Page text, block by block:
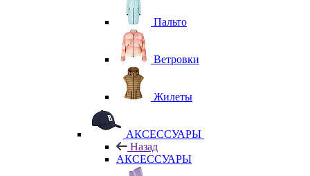
Пальто
Ветровки
Жилеты
АКСЕССУАРЫ
Назад
АКСЕССУАРЫ